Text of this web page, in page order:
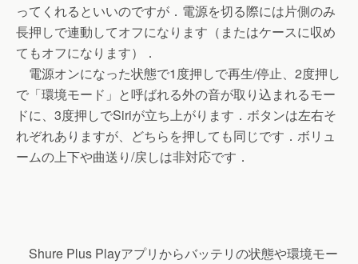
ってくれるといいのですが．電源を切る際には片側のみ
長押しで連動してオフになります（またはケースに収め
てもオフになります）．
電源オンになった状態で1度押しで再生/停止、2度押し
で「環境モード」と呼ばれる外の音が取り込まれるモー
ドに、3度押しでSiriが立ち上がります．ボタンは左右そ
れぞれありますが、どちらを押しても同じです．ボリュ
ームの上下や曲送り/戻しは非対応です．
Shure Plus Playアプリからバッテリの状態や環境モー